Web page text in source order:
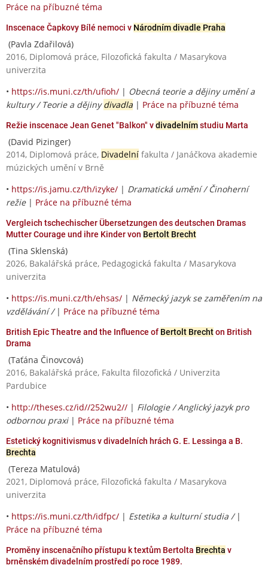
Práce na příbuzné téma
Inscenace Čapkovy Bílé nemoci v Národním divadle Praha
(Pavla Zdařilová)
2016, Diplomová práce, Filozofická fakulta / Masarykova
univerzita
• https://is.muni.cz/th/ufioh/ | Obecná teorie a dějiny umění a
kultury / Teorie a dějinydivadla | Práce na příbuzné téma
Režie inscenace Jean Genet "Balkon" vdivadelnímstudiu Marta
(David Pizinger)
2014, Diplomová práce, Divadelní fakulta / Janáčkova akademie
múzických umění v Brně
• https://is.jamu.cz/th/izyke/ | Dramatická umění / Činoherní
režie| Práce na příbuzné téma
Vergleich tschechischer Übersetzungen des deutschen Dramas
Mutter Courage und ihre Kinder von Bertolt Brecht
(Tina Sklenská)
2026, Bakalářská práce, Pedagogická fakulta / Masarykova
univerzita
• https://is.muni.cz/th/ehsas/ | Německý jazyk se zaměřením na
vzdělávání / | Práce na příbuzné téma
British Epic Theatre and the Influence of Bertolt Brechton British
Drama
(Taťána Činovcová)
2016, Bakalářská práce, Fakulta filozofická / Univerzita
Pardubice
• http://theses.cz/id//252wu2// | Filologie / Anglický jazyk pro
odbornou praxi| Práce na příbuzné téma
Estetický kognitivismus v divadelních hrách G. E. Lessinga a B.
Brechta
(Tereza Matulová)
2021, Diplomová práce, Filozofická fakulta / Masarykova
univerzita
• https://is.muni.cz/th/idfpc/ | Estetika a kulturní studia / |
Práce na příbuzné téma
Proměny inscenačního přístupu k textům Bertolta Brechta v
brněnském divadelním prostředí po roce 1989.